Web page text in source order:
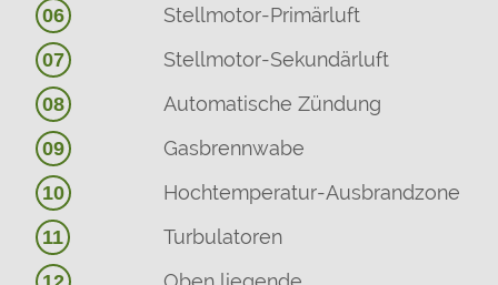
06 Stellmotor-Primärluft
07 Stellmotor-Sekundärluft
08 Automatische Zündung
09 Gasbrennwabe
10 Hochtemperatur-Ausbrandzone
11 Turbulatoren